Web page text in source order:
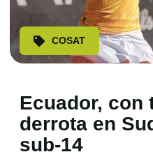
COSAT
Ecuador, con
derrota en
sub-14